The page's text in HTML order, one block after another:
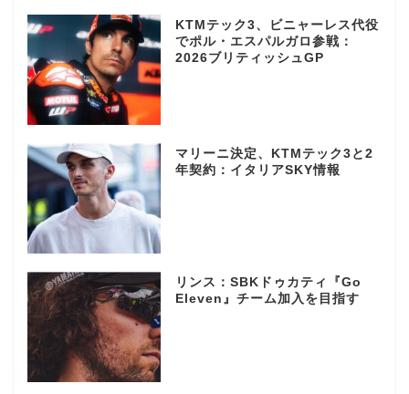
KTMテック3、ビニャーレス代役
でポル・エスパルガロ参戦：
2026ブリティッシュGP
マリーニ決定、KTMテック3と2
年契約：イタリアSKY情報
リンス：SBKドゥカティ『Go
Eleven』チーム加入を目指す